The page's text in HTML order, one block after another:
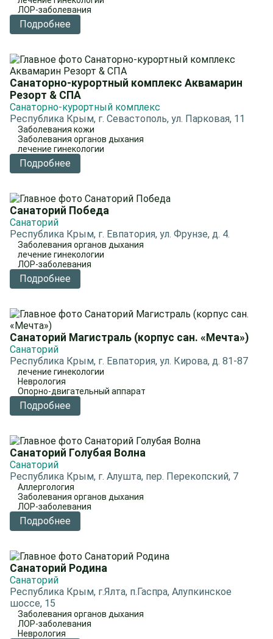
ЛОР-заболевания
Подробнее
Санаторно-курортный комплекс Аквамарин
Резорт & СПА
Санаторно-курортный комплекс
Республика Крым, г. Севастополь, ул. Парковая, 11
Заболевания кожи
Заболевания органов дыхания
лечение гинекологии
Подробнее
Санаторий Победа
Санаторий
Республика Крым, г. Евпатория, ул. Фрунзе, д. 4.
Заболевания органов дыхания
лечение гинекологии
ЛОР-заболевания
Подробнее
Санаторий Магистраль (корпус сан. «Мечта»)
Санаторий
Республика Крым, г. Евпатория, ул. Кирова, д. 81-87
лечение гинекологии
Неврология
Опорно-двигательный аппарат
Подробнее
Санаторий Голубая Волна
Санаторий
Республика Крым, г. Алушта, пер. Перекопский, 7
Аллергология
Заболевания органов дыхания
ЛОР-заболевания
Подробнее
Санаторий Родина
Санаторий
Республика Крым, г.Ялта, п.Гаспра, Алупкинское
шоссе, 15
Заболевания органов дыхания
ЛОР-заболевания
Неврология